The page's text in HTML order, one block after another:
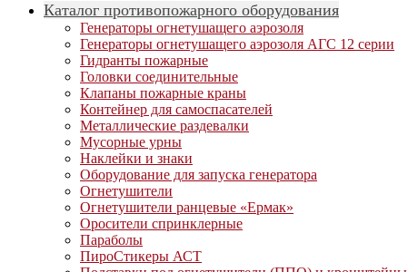
Каталог противопожарного оборудования
Генераторы огнетушащего аэрозоля
Генераторы огнетушащего аэрозоля АГС 12 серии
Гидранты пожарные
Головки соединительные
Клапаны пожарные краны
Контейнер для самоспасателей
Металлические раздевалки
Мусорные урны
Наклейки и знаки
Оборудование для запуска генератора
Огнетушители
Огнетушители ранцевые «Ермак»
Оросители спринклерные
Параболы
ПироСтикеры АСТ